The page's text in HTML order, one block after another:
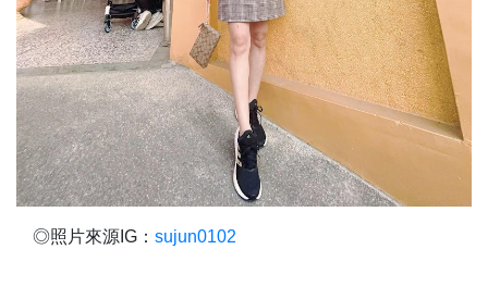
◎照片來源IG： sujun0102